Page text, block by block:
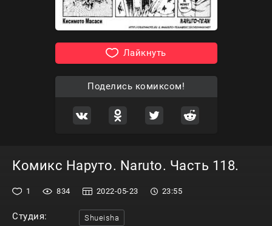
Лайкнуть
Поделись комиксом!
Комикс Наруто. Naruto. Часть 118.
1 834 2022-05-23 23:55
Студия: Shueisha